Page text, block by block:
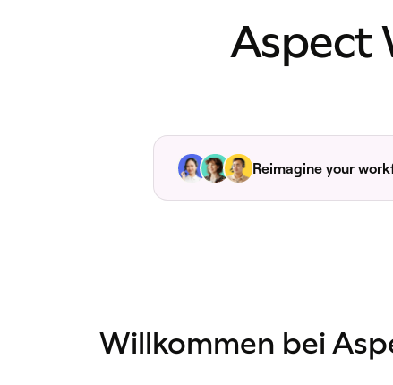
Aspect
Reimagine your
Willkommen bei